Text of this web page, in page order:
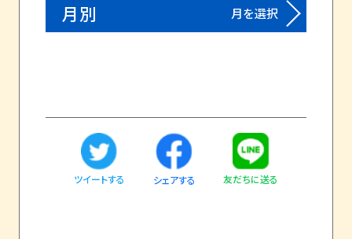
月別 月を選択
ツイートする シェアする 友だちに送る